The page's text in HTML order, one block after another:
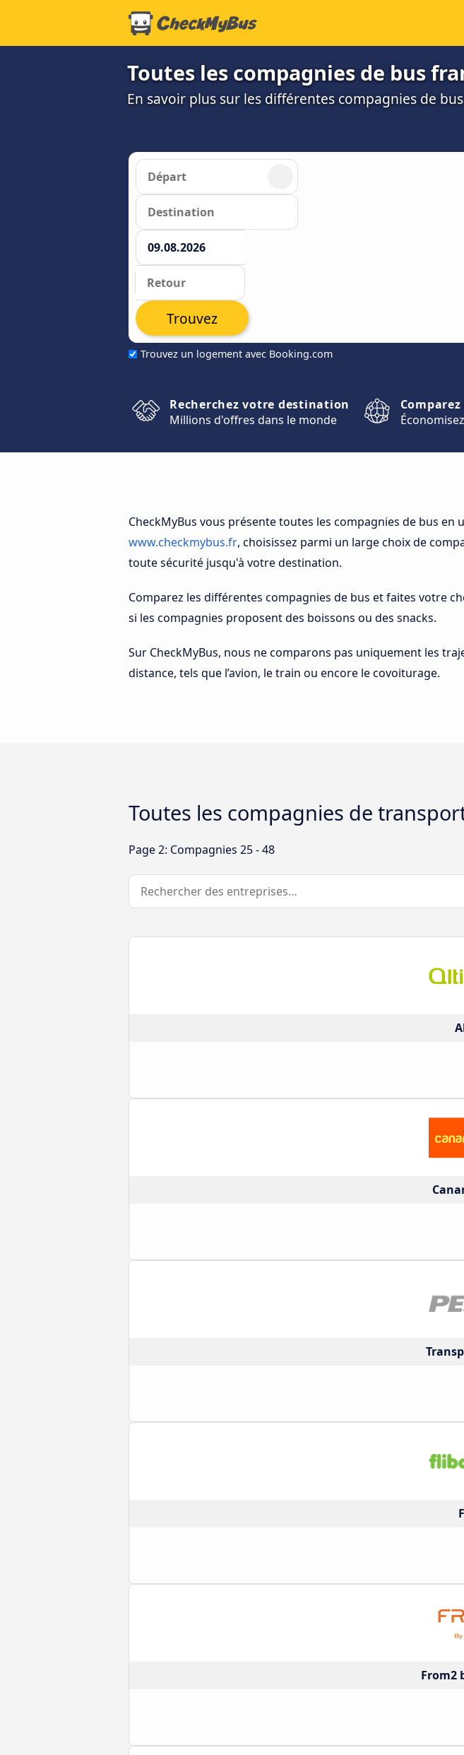
Toutes les compagnies de bus
En savoir plus sur les différentes compagnies de bus
Trouvez un logement avec Booking.com
Trouvez
Recherchez votre destination
Millions d'offres dans le monde
CheckMyBus vous présente toutes les compagnies de bus
www.checkmybus.fr, choisissez parmi un large choix de
toute sécurité jusqu'à votre destination.
Comparez les différentes compagnies de bus et faites votre
si les compagnies proposent des boissons ou des snacks.
Sur CheckMyBus, nous ne comparons pas uniquement les
distance, tels que l’avion, le train ou encore le covoiturage.
Toutes les compagnies de
Page 2: Compagnies 25 - 48
From2